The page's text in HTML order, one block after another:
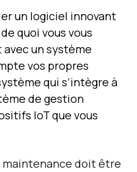
un logiciel innovant
quoi vous vous
un système
vos propres
qui s’intègre à
de gestion
IoT que vous
doit être